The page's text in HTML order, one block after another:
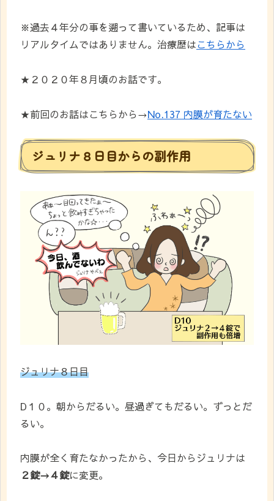
※過去４年分の事を遡って書いているため、記事は
リアルタイムではありません。治療歴はこちらから
★２０２０年８月頃のお話です。
★前回のお話はこちらから→No.137 内膜が育たない
ジュリナ８日目からの副作用
ジュリナ８日目
D１０。朝からだるい。昼過ぎてもだるい。ずっとだ
るい。
内膜が全く育たなかったから、今日からジュリナは
２錠→４錠に変更。